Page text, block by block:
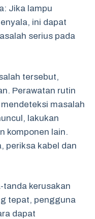
Jika lampu
ini dapat
serius pada
tersebut,
Perawatan rutin
masalah
lakukan
komponen lain.
periksa kabel dan
kerusakan
tepat, pengguna
dapat